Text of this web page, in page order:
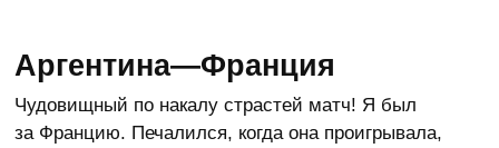
Аргентина—Франция
Чудовищный по накалу страстей матч! Я был
за Францию. Печалился, когда она проигрывала,